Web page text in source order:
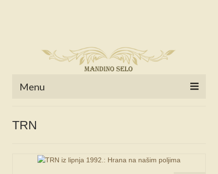
Menu
STALNE RUBRIKE
TRN